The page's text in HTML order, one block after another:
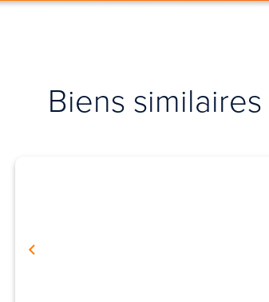
Biens similaires